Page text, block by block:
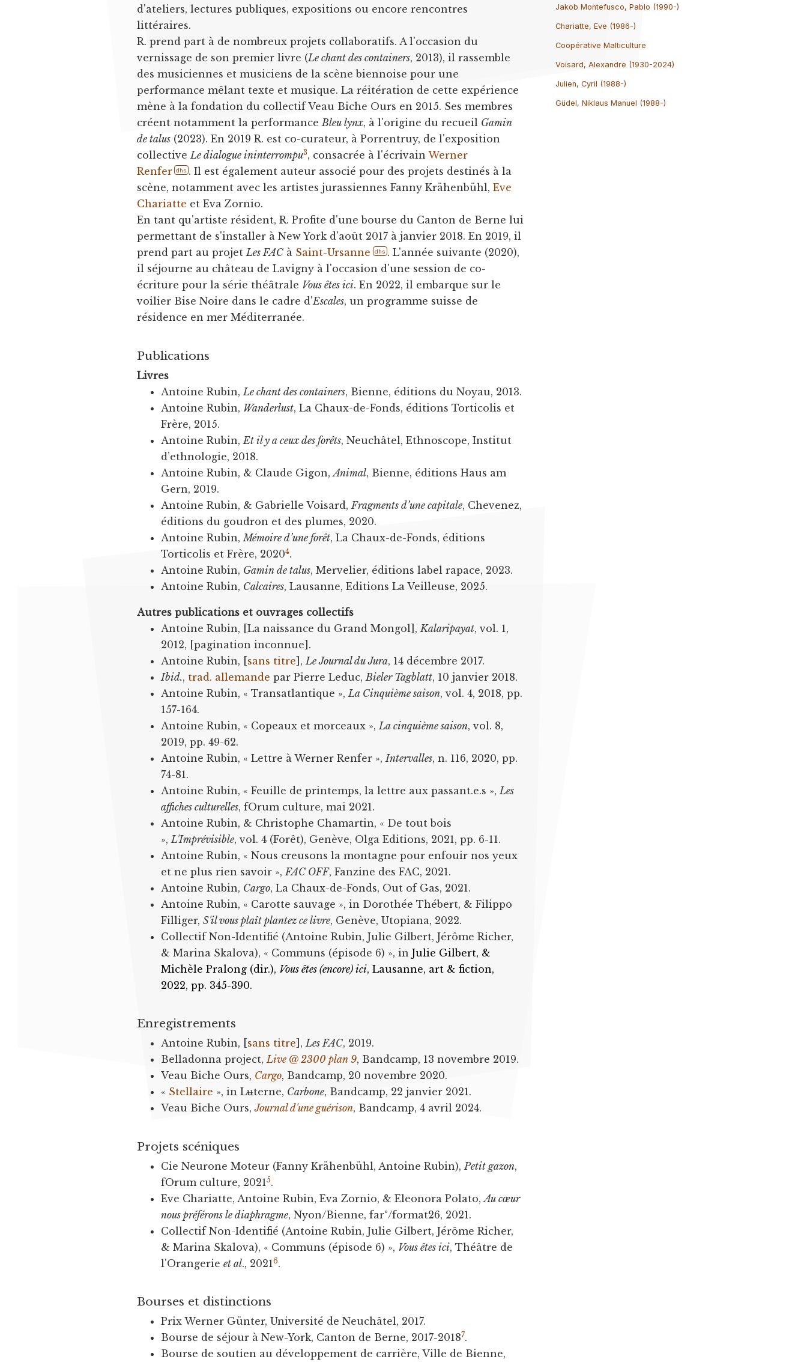
d'ateliers, lectures publiques, expositions ou encore rencontres
littéraires.
R. prend part à de nombreux projets collaboratifs. A l'occasion du
vernissage de son premier livre (Le chant des containers, 2013), il rassemble
des musiciennes et musiciens de la scène biennoise pour une
performance mêlant texte et musique. La réitération de cette expérience
mène à la fondation du collectif Veau Biche Ours en 2015. Ses membres
créent notamment la performanceBleu lynx, à l'origine du recueil Gamin
de talus (2023). En 2019 R. est co-curateur, à Porrentruy, de l'exposition
collectiveLe dialogue ininterrompu3, consacrée à l'écrivainWerner
Renfer
dhs . Il est également auteur associé pour des projets destinés à la
scène, notamment avec les artistes jurassiennes Fanny Krähenbühl,Eve
Chariatte et Eva Zornio.
En tant qu'artiste résident, R. Profite d'une bourse du Canton de Berne lui
permettant de s'installer à New York d'août 2017 à janvier 2018. En 2019, il
prend part au projetLes FAC à Saint-Ursanne dhs . L'année suivante (2020),
il séjourne au château de Lavigny à l'occasion d'une session de co-
écriture pour la série théâtrale Vous êtes ici. En 2022, il embarque sur le
voilier Bise Noire dans le cadre d'Escales, un programme suisse de
résidence en mer Méditerranée.
Publications
Livres
Antoine Rubin, Le chant des containers, Bienne, éditions du Noyau, 2013.
Antoine Rubin, Wanderlust, La Chaux-de-Fonds, éditions Torticolis et
Frère, 2015.
Antoine Rubin, Et il y a ceux des forêts, Neuchâtel, Ethnoscope, Institut
d’ethnologie, 2018.
Antoine Rubin, & Claude Gigon,Animal, Bienne, éditions Haus am
Gern, 2019.
Antoine Rubin, & Gabrielle Voisard, Fragments d’une capitale, Chevenez,
éditions du goudron et des plumes, 2020.
Antoine Rubin, Mémoire d’une forêt, La Chaux-de-Fonds, éditions
Torticolis et Frère, 20204.
Antoine Rubin, Gamin de talus, Mervelier, éditions label rapace, 2023.
Antoine Rubin, Calcaires, Lausanne, Editions La Veilleuse, 2025.
Autres publications et ouvrages collectifs
Antoine Rubin, [La naissance du Grand Mongol], Kalaripayat, vol. 1,
2012, [pagination inconnue].
Antoine Rubin, [sans titre], Le Journal du Jura, 14 décembre 2017.
Ibid., trad. allemande par Pierre Leduc, Bieler Tagblatt, 10 janvier 2018.
Antoine Rubin, « Transatlantique », La Cinquième saison, vol. 4, 2018, pp.
157-164.
Antoine Rubin, « Copeaux et morceaux », La cinquième saison, vol. 8,
2019, pp. 49-62.
Antoine Rubin, « Lettre à Werner Renfer », Intervalles, n. 116, 2020, pp.
74-81.
Antoine Rubin, « Feuille de printemps, la lettre aux passant.e.s », Les
affiches culturelles, fOrum culture, mai 2021.
Antoine Rubin, & Christophe Chamartin, « De tout bois
», L'Imprévisible, vol. 4 (Forêt), Genève, Olga Editions, 2021, pp. 6-11.
Antoine Rubin, « Nous creusons la montagne pour enfouir nos yeux
et ne plus rien savoir », FAC OFF, Fanzine des FAC, 2021.
Antoine Rubin, Cargo, La Chaux-de-Fonds, Out of Gas, 2021.
Antoine Rubin, « Carotte sauvage », in Dorothée Thébert, & Filippo
Filliger,S'il vous plaît plantez ce livre, Genève, Utopiana, 2022.
Collectif Non-Identifié (Antoine Rubin, Julie Gilbert, Jérôme Richer,
& Marina Skalova), « Communs (épisode 6) », inJulie Gilbert, &
Michèle Pralong (dir.), Vous êtes (encore) ici, Lausanne, art & fiction,
2022, pp. 345-390.
Enregistrements
Antoine Rubin, [ sans titre ],Les FAC, 2019.
Belladonna project,Live @ 2300 plan 9, Bandcamp, 13 novembre 2019.
Veau Biche Ours, Cargo, Bandcamp, 20 novembre 2020.
« Stellaire », in Lʉterne, Carbone, Bandcamp, 22 janvier 2021.
Veau Biche Ours,Journal d'une guérison, Bandcamp, 4 avril 2024.
Projets scéniques
Cie Neurone Moteur (Fanny Krähenbühl, Antoine Rubin), Petit gazon,
fOrum culture, 20215.
Eve Chariatte, Antoine Rubin, Eva Zornio, & Eleonora Polato,Au cœur
nous préférons le diaphragme, Nyon/Bienne, far°/format26, 2021.
Collectif Non-Identifié (Antoine Rubin, Julie Gilbert, Jérôme Richer,
& Marina Skalova), « Communs (épisode 6) », Vous êtes ici, Théâtre de
l'Orangerieet al., 20216.
Bourses et distinctions
Prix Werner Günter, Université de Neuchâtel, 2017.
Bourse de séjour à New-York, Canton de Berne, 2017-20187.
Bourse de soutien au développement de carrière, Ville de Bienne,
Jakob Montefusco, Pablo (1990-)
Chariatte, Eve (1986-)
Coopérative Malticulture
Voisard, Alexandre (1930-2024)
Julien, Cyril (1988-)
Güdel, Niklaus Manuel (1988-)